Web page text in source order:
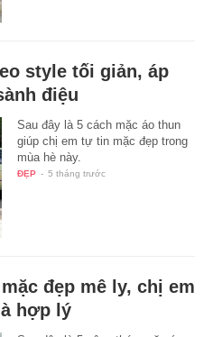
style tối giản, áp
điệu
Sau đây là 5 cách mặc áo thun
giúp chị em tự tin mặc đẹp trong
mùa hè này.
ĐẸP - 5 tháng trước
đẹp mê ly, chị em
hợp lý